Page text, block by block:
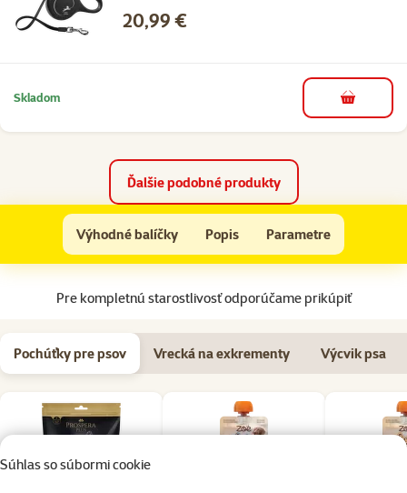
Súhlas so súbormi cookie
Cena
20,99 €
Skladom do košíka
Ďalšie podobné produkty
Vodidlo FLEXI Comfort Long červené M
Výhodné balíčky Popis Parametre
Na začiatok stránky
Pre kompletnú starostlivosť odporúčame prikúpiť
Pochúťky pre psov Vrecká na exkrementy Výcvik psa